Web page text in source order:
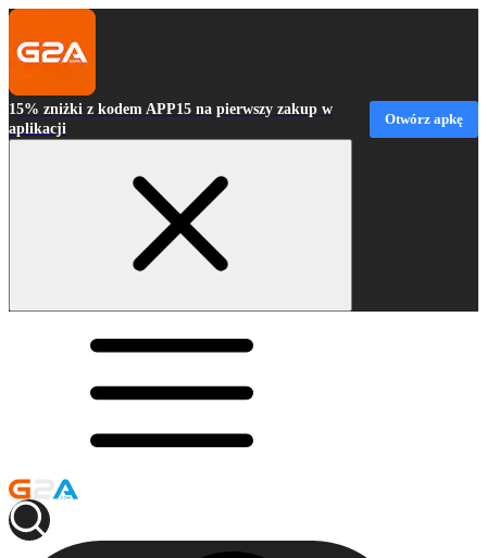
15% zniżki z kodem APP15 na pierwszy zakup w
aplikacji
Otwórz apkę